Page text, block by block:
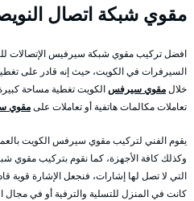
مقوي شبكة اتصال
افضل تركيب مقوي شبكة سيرفيس الإتصالات
السيرفرات في الكويت، حيث إنه قادر على
خلالمقوي سيرفسالكويت تغطية مساحة
تعاملات مكالمات هاتفية أو تعاملات علىمقوي
يقوم الفني لتركيب مقوي سيرفس الكويت
وكذلك كافة الأجهزة، كما نقوم بتركيب مقوي
التي لا تصل لها إشارات، فنجعل الإشارة قوية
كانت في المنزل للتسلية والترفية أو في مجال